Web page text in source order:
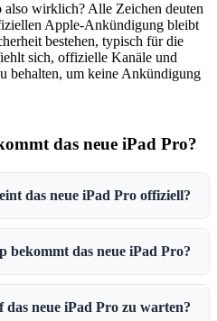
also wirklich? Alle Zeichen deuten
Apple-Ankündigung bleibt
bestehen, typisch für die
sich, offizielle Kanäle und
behalten, um keine Ankündigung
das neue iPad Pro?
das neue iPad Pro offiziell?
bekommt das neue iPad Pro?
das neue iPad Pro zu warten?